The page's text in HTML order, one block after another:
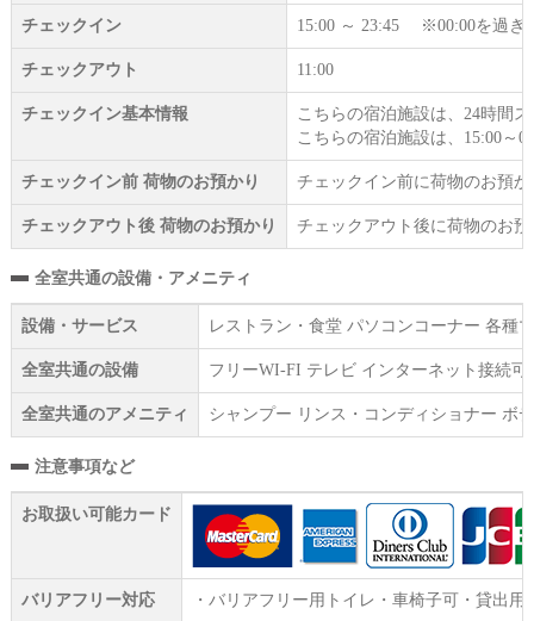
チェックイン 15:00 ～ 23:45 ※00:00を過ぎ
チェックアウト 11:00
チェックイン基本情報
こちらの宿泊施設は、24時間
こちらの宿泊施設は、15:00～
チェックイン前 荷物のお預かり チェックイン前に荷物のお預
チェックアウト後 荷物のお預かり チェックアウト後に荷物のお
全室共通の設備・アメニティ
設備・サービス レストラン・食堂 パソコンコーナー 各種
全室共通の設備 フリーWI‐FI テレビ インターネット接続
全室共通のアメニティ シャンプー リンス・コンディショナー ボ
注意事項など
お取扱い可能カード
バリアフリー対応 ・バリアフリー用トイレ・車椅子可・貸出用